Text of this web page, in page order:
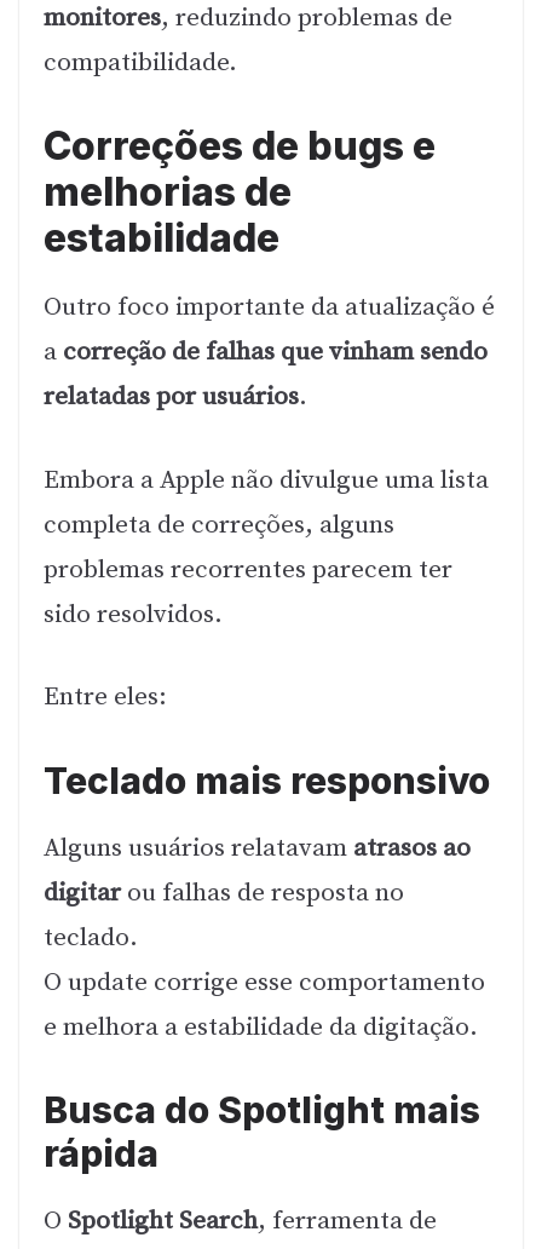
monitores, reduzindo problemas de
compatibilidade.
Correções de bugs e
melhorias de
estabilidade
Outro foco importante da atualização é
a correção de falhas que vinham sendo
relatadas por usuários.
Embora a Apple não divulgue uma lista
completa de correções, alguns
problemas recorrentes parecem ter
sido resolvidos.
Entre eles:
Teclado mais responsivo
Alguns usuários relatavam atrasos ao
digitarou falhas de resposta no
teclado.
O update corrige esse comportamento
e melhora a estabilidade da digitação.
Busca do Spotlight mais
rápida
O Spotlight Search, ferramenta de